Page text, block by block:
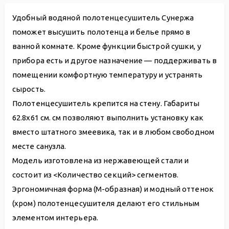
Удобный водяной полотенцесушитель Сунержа
поможет высушить полотенца и белье прямо в
ванной комнате. Кроме функции быстрой сушки, у
прибора есть и другое назначение — поддерживать в
помещении комфортную температуру и устранять
сырость.
Полотенцесушитель крепится на стену. Габариты
62.8х61 см. см позволяют выполнить установку как
вместо штатного змеевика, так и в любом свободном
месте санузла.
Модель изготовлена из нержавеющей стали и
состоит из <Количество секций> сегментов.
Эргономичная форма (М-образная) и модный оттенок
(хром) полотенцесушителя делают его стильным
элементом интерьера.